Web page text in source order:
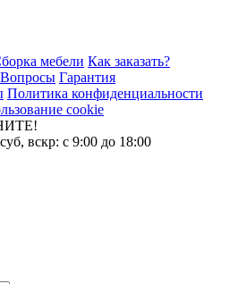
мебели Как заказать?
Вопросы Гарантия
Политика конфиденциальности
cookie
вскр: с 9:00 до 18:00